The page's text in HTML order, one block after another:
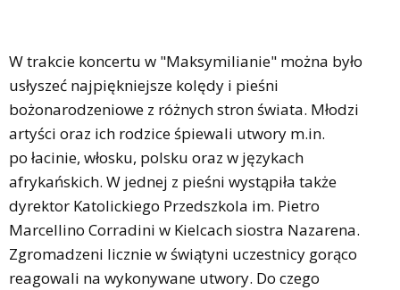
W trakcie koncertu w "Maksymilianie" można było
usłyszeć najpiękniejsze kolędy i pieśni
bożonarodzeniowe z różnych stron świata. Młodzi
artyści oraz ich rodzice śpiewali utwory m.in.
po łacinie, włosku, polsku oraz w językach
afrykańskich. W jednej z pieśni wystąpiła także
dyrektor Katolickiego Przedszkola im. Pietro
Marcellino Corradini w Kielcach siostra Nazarena.
Zgromadzeni licznie w świątyni uczestnicy gorąco
reagowali na wykonywane utwory. Do czego